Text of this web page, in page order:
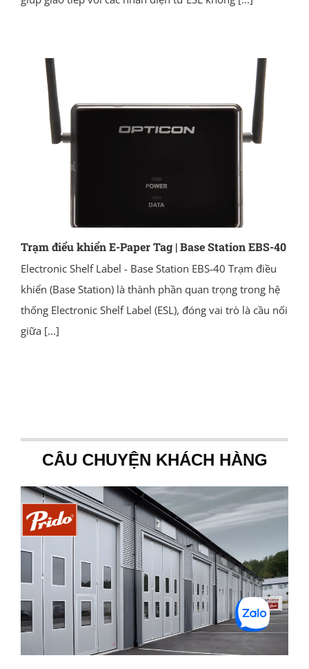
Trạm điểu khiển E-Paper Tag | Base Station EBS-40
Electronic Shelf Label - Base Station EBS-40 Trạm điều
khiển (Base Station) là thành phần quan trọng trong hệ
thống Electronic Shelf Label (ESL), đóng vai trò là cầu nối
giữa [...]
CÂU CHUYỆN KHÁCH HÀNG